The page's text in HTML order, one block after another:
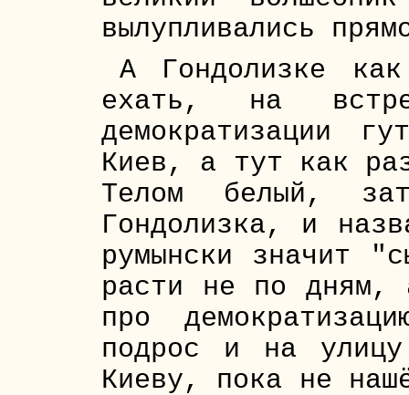
вылупливались
А Гондолизке
ехать, на
демократизации
Киев, а тут как
Телом белый,
Гондолизка, и
румынски значит
расти не по дням,
про
подрос и на
Киеву, пока не